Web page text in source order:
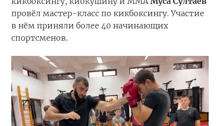
провёл мастер-класс по кикбоксингу. Участие
в нём приняли более 40 начинающих
спортсменов.